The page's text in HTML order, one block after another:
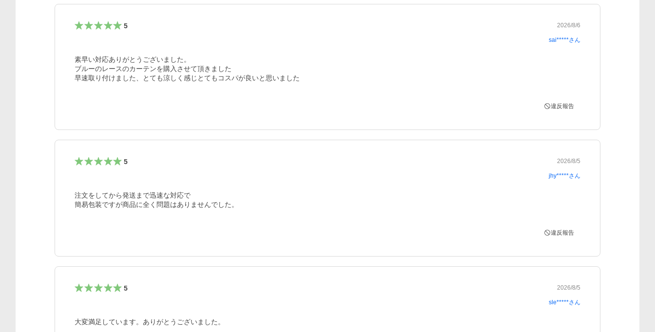
5 2026/8/6
sai*****さん
素早い対応ありがとうございました。
ブルーのレースのカーテンを購入させて頂きました
早速取り付けました、とても涼しく感じとてもコスパが良いと思いました
違反報告
5 2026/8/5
jhy*****さん
注文をしてから発送まで迅速な対応で
違反報告
5 2026/8/5
sle*****さん
大変満足しています。ありがとうございました。